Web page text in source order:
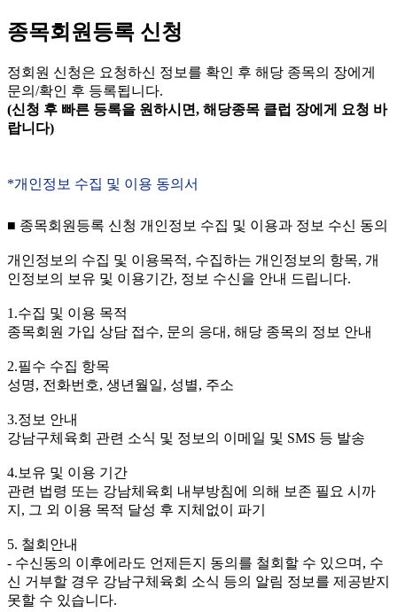
종목회원등록 신청
정회원 신청은 요청하신 정보를 확인 후 해당 종목의 장에게
문의/확인 후 등록됩니다.
(신청 후 빠른 등록을 원하시면, 해당종목 클럽 장에게 요청 바
랍니다)
*개인정보 수집 및 이용 동의서
■ 종목회원등록 신청 개인정보 수집 및 이용과 정보 수신 동의
개인정보의 수집 및 이용목적, 수집하는 개인정보의 항목, 개
인정보의 보유 및 이용기간, 정보 수신을 안내 드립니다.
1.수집 및 이용 목적
종목회원 가입 상담 접수, 문의 응대, 해당 종목의 정보 안내
2.필수 수집 항목
성명, 전화번호, 생년월일, 성별, 주소
3.정보 안내
강남구체육회 관련 소식 및 정보의 이메일 및 SMS 등 발송
4.보유 및 이용 기간
관련 법령 또는 강남체육회 내부방침에 의해 보존 필요 시까
지, 그 외 이용 목적 달성 후 지체없이 파기
5. 철회안내
- 수신동의 이후에라도 언제든지 동의를 철회할 수 있으며, 수
신 거부할 경우 강남구체육회 소식 등의 알림 정보를 제공받지
못할 수 있습니다.